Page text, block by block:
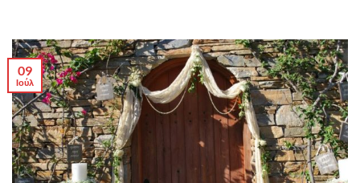
09
Ιούλ